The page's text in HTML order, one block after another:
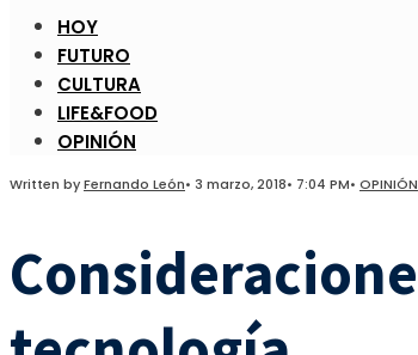
HOY
FUTURO
CULTURA
LIFE&FOOD
OPINIÓN
Written byFernando León• 3 marzo, 2018• 7:04 PM• OPINIÓN